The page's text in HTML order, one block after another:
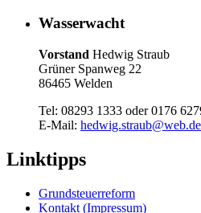
Wasserwacht
Vorstand Hedwig Straub
Grüner Spanweg 22
86465 Welden
Tel: 08293 1333 oder 0176
E-Mail: hedwig.straub@web.de
Linktipps
Grundsteuerreform
Kontakt (Impressum)